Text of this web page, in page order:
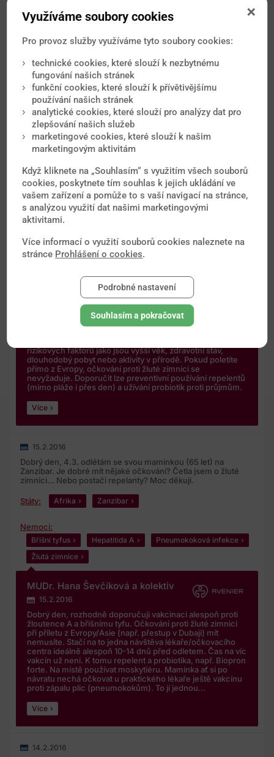
MUDr. Hana Ševčíková a kolektiv
13.4.2016
bylo možné ještě vakcínu proti meningokokové
meningitidě a pokud byste cestovali v sezóně dešťů i proti
japonské encefalitidě. Vedle očkování bude klíčová hlavně
prevence průjmů - i s pomocí probiotik - a hmyzem
přenášených nákaz, zejména horečky dengue, aplikací
repelentů nejen večer ale i v průběhu dne.
Více
2.3.2016
Dobrý den, chtěla bych se zeptat, jaké je doporučené
očkování pro dovolenou na Kapverdských ostrovech? Když
jsem je zadala do vyhledávače, vyjel mi seznam, ze kterého
nejsem moudrá... děkuji Vám.
Nemoci: Břišní tyfus Hepatitida A
MUDr. Hana Ševčíková a kolektiv
Dobrý den, základem je očkování proti virové hepatitidě A
a břišnímu tyfu. Jako druhou linii ochrany doporučujeme i
rizikových faktorů jako jsou vyšší věk, zdravotní stav,
dlouhodobý pobyt nebo aktivity v přírodě. Pokud poletíte
přímo z Evropy, očkování proti žluté zimnici se
nevyžaduje. Doporučit lze preventivní používání repelentů
(mimo pláže i přes den) a užívání probiotik proti průjmům.
Více
15.2.2016
Dobrý den, 4.3. odlétám se svou maminkou (65 let) na
Zanzibar. Je dobré mít nějaké očkování? Četla jsem o žluté
zimnici... Nebo postačí repelanty? Moc děkuji.
Státy: Afrika Zanzibar
Nemoci:
Břišní tyfus Hepatitida A
Pneumokoková infekce
Žlutá zimnice
MUDr. Hana Ševčíková a kolektiv
15.2.2016
Dobrý den, rozhodně doporučuji vakcinaci alespoň proti
žloutence A a břišnímu tyfu. Očkování proti žluté zimnici
při příletu z Evropy/Asie (např. přestup v Dubaji) mít
nemusíte. Stačí na to jedna návštěva lékaře/očkovacího
centra ideálně alespoň 10-14 dnů před odletem. Čas na víc
vakcín už není. K tomu repelent a probiotika, např. Biopron
forte. Na místě používat moskytiéru. Maminka ať si po
návratu nechá očkovat u praktického lékaře ještě vakcínu
proti zápalu plic (pneumokokům). To jí jednou...
Více
14.2.2016
Využíváme soubory cookies
Pro provoz služby využíváme tyto soubory cookies:
technické cookies, které slouží k nezbytnému
fungování našich stránek
funkční cookies, které slouží k přívětivějšímu
používání našich stránek
analytické cookies, které slouží pro analýzy dat pro
zlepšování našich služeb
marketingové cookies, které slouží k našim
marketingovým aktivitám
Když kliknete na „Souhlasím“ s využitím všech souborů
cookies, poskytnete tím souhlas k jejich ukládání ve
vašem zařízení a pomůže to s vaší navigací na stránce,
s analýzou využití dat našimi marketingovými
aktivitami.
Více informací o využití souborů cookies naleznete na
stránce Prohlášení o cookies.
Podrobné nastavení
Souhlasím a pokračovat